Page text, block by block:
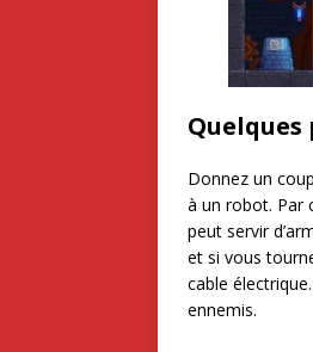
Donnez un
à un robot. Par
peut servir
et si vous
cable
ennemis.